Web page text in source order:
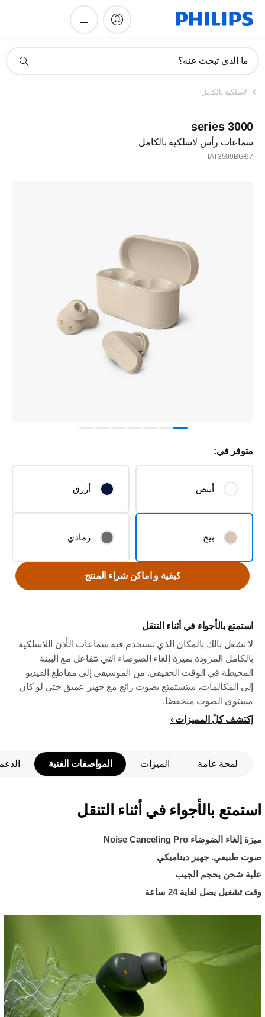
دعم
ما الذي تبحث عنه؟
لاسلكية بالكامل
3000 series
سماعات رأس لاسلكية بالكامل
TAT3509BG/97
استمتع بالأجواء في أثناء التنقل
لا تشغل بالك بالمكان الذي تستخدم فيه سماعات الأذن اللاسلكية
بالكامل المزودة بميزة إلغاء الضوضاء التي تتفاعل مع البيئة
المحيطة في الوقت الحقيقي. من الموسيقى إلى مقاطع الفيديو
إلى المكالمات، ستستمتع بصوت رائع مع جهير عميق حتى لو كان
مستوى الصوت منخفضًا.
إكتشف كلّ المميزات
متوفر في:
أبيض أزرق
بيج رمادي
كيفية و اماكن شراء المنتج
لمحة عامة الميزات المواصفات الفنية
استمتع بالأجواء في أثناء التنقل
ميزة إلغاء الضوضاء Noise Canceling Pro
صوت طبيعي. جهير ديناميكي
علبة شحن بحجم الجيب
وقت تشغيل يصل لغاية 24 ساعة